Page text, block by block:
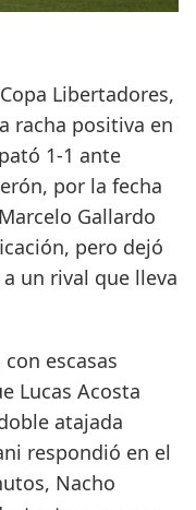
Libertadores,
racha positiva en
1-1 ante
por la fecha
Gallardo
pero dejó
un rival que lleva
escasas
Lucas Acosta
atajada
respondió en el
Nacho